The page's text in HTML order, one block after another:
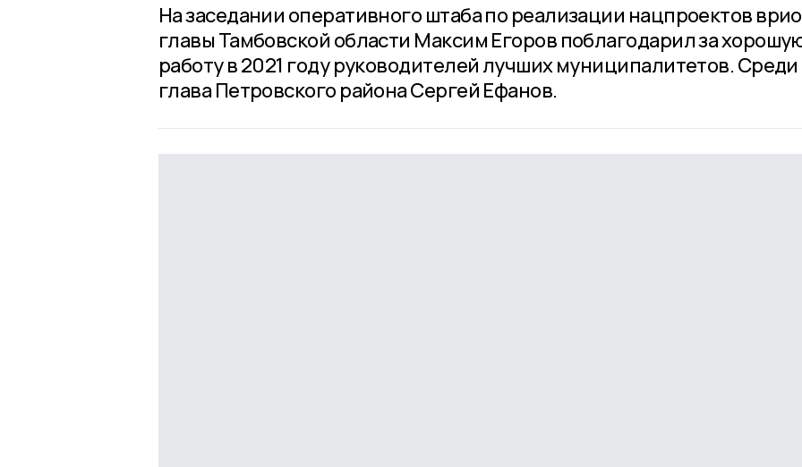
На заседании оперативного штаба по реализации нацпроектов врио
главы Тамбовской области Максим Егоров поблагодарил за
работу в 2021 году руководителей лучших муниципалитетов.
глава Петровского района Сергей Ефанов.